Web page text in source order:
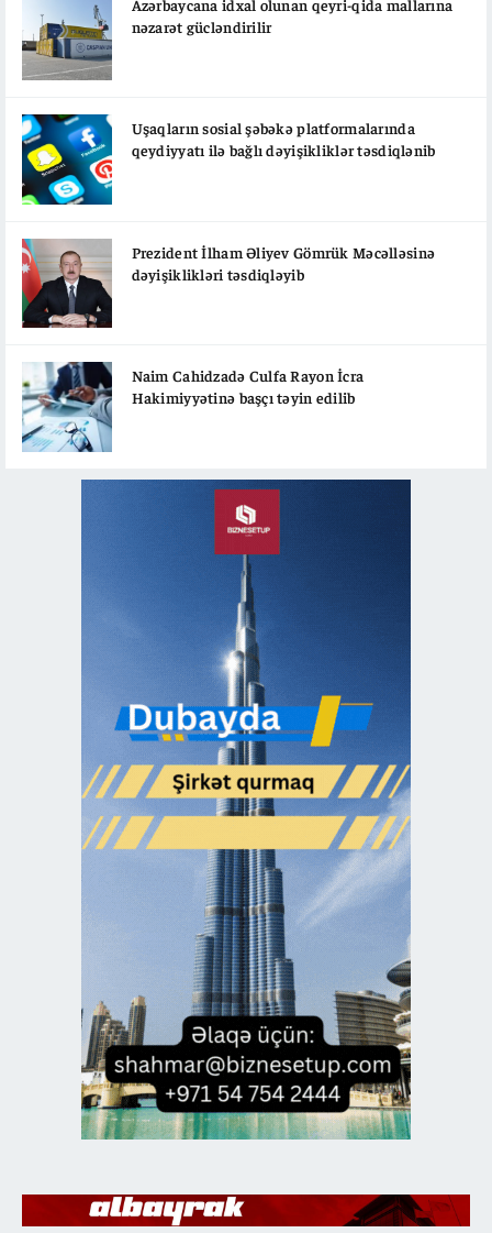
nəzarət gücləndirilir
Uşaqların sosial şəbəkə platformalarında
qeydiyyatı ilə bağlı dəyişikliklər təsdiqlənib
Prezident İlham Əliyev Gömrük Məcəlləsinə
dəyişiklikləri təsdiqləyib
Naim Cahidzadə Culfa Rayon İcra
Hakimiyyətinə başçı təyin edilib